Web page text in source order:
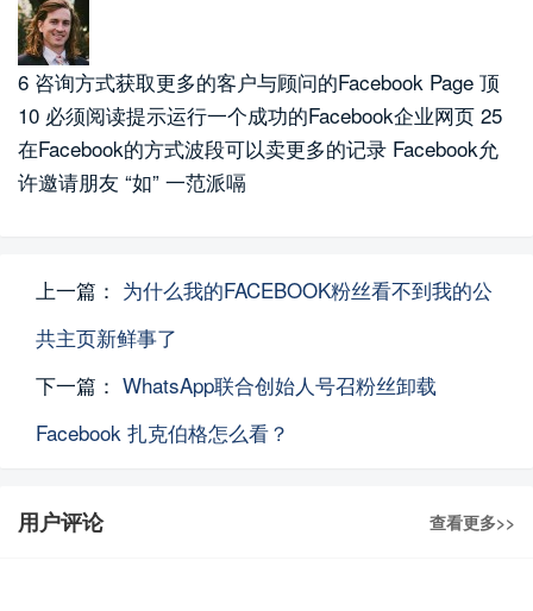
6 咨询方式获取更多的客户与顾问的Facebook Page 顶
10 必须阅读提示运行一个成功的Facebook企业网页 25
在Facebook的方式波段可以卖更多的记录 Facebook允
许邀请朋友 “如” 一范派嗝
上一篇： 为什么我的FACEBOOK粉丝看不到我的公
共主页新鲜事了
下一篇： WhatsApp联合创始人号召粉丝卸载
Facebook 扎克伯格怎么看？
用户评论 查看更多>>